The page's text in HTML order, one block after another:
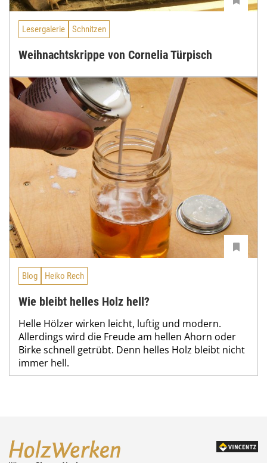
Lesergalerie Schnitzen
Weihnachtskrippe von Cornelia Türpisch
Blog Heiko Rech
Wie bleibt helles Holz hell?
Helle Hölzer wirken leicht, luftig und modern.
Allerdings wird die Freude am hellen Ahorn oder
Birke schnell getrübt. Denn helles Holz bleibt nicht
immer hell.